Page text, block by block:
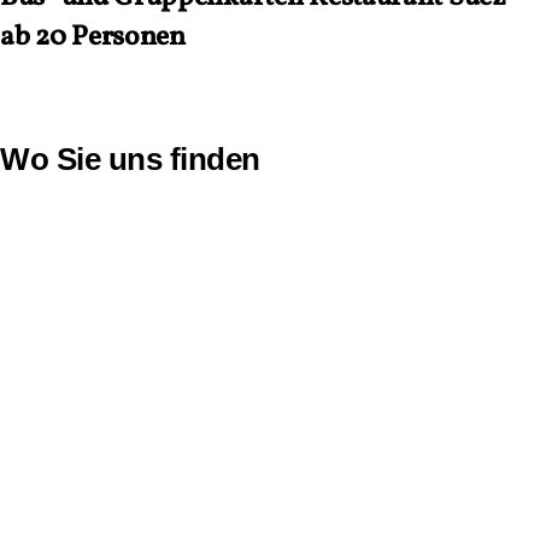
ab 20 Personen
Wo Sie uns finden